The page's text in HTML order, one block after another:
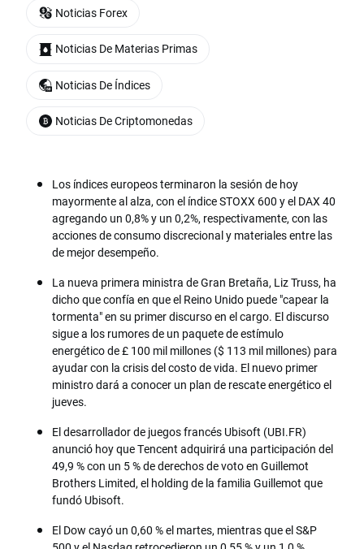
Los índices europeos terminaron la sesión de hoy
mayormente al alza, con el índice STOXX 600 y el DAX 40
agregando un 0,8% y un 0,2%, respectivamente, con las
acciones de consumo discrecional y materiales entre las
de mejor desempeño.
La nueva primera ministra de Gran Bretaña, Liz Truss, ha
dicho que confía en que el Reino Unido puede "capear la
tormenta" en su primer discurso en el cargo. El discurso
sigue a los rumores de un paquete de estímulo
energético de £ 100 mil millones ($ 113 mil millones) para
ayudar con la crisis del costo de vida. El nuevo primer
ministro dará a conocer un plan de rescate energético el
jueves.
El desarrollador de juegos francés Ubisoft (UBI.FR)
anunció hoy que Tencent adquirirá una participación del
49,9 % con un 5 % de derechos de voto en Guillemot
Brothers Limited, el holding de la familia Guillemot que
fundó Ubisoft.
El Dow cayó un 0,60 % el martes, mientras que el S&P
Noticias Forex
Noticias De Materias Primas
Noticias De Índices
Noticias De Criptomonedas